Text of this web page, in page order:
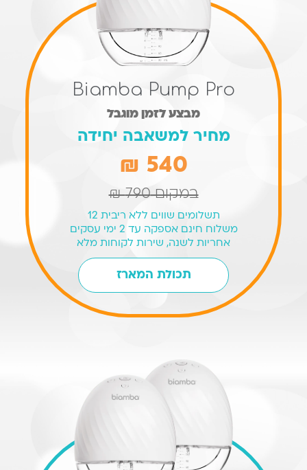
Biamba Pump Pro
מבצע לזמן מוגבל
מחיר למשאבה יחידה
540 ₪
במקום790 ₪
תשלומים שווים ללא ריבית 12
משלוח חינם אספקה עד 2 ימי עסקים
אחריות לשנה, שירות לקוחות מלא
תכולת המארז